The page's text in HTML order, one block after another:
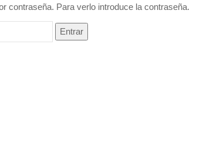
contraseña. Para verlo introduce la contraseña.